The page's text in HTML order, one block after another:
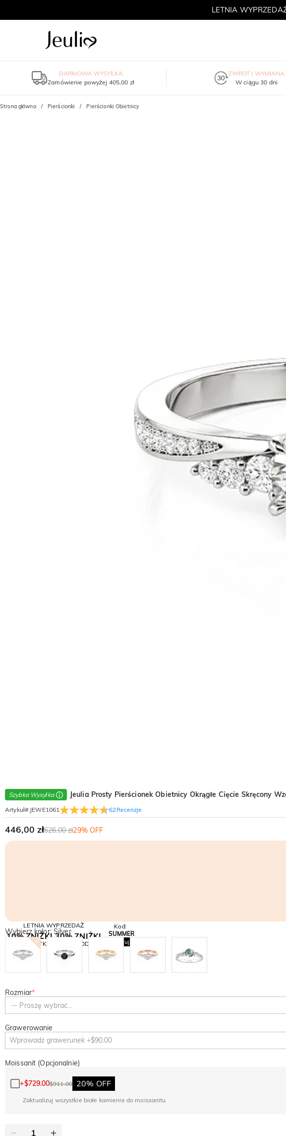
LETNIA
MOVE MY
DARMOWA WYSYŁKA
Zamówienie powyżej 405,00 zł
ZWROT I WYMIANA
W ciągu 30 dni
Strona główna Pierścionki Pierścionki Obietnicy
Szybka Wysyłka Jeulia Prosty Pierścionek Obietnicy Okrągłe Cięcie Skręcony
Artykuł#: JEWE1061 62 Recenzje
446,00 zł626,00 zł29% OFF
LETNIA WYPRZEDAŻ
10% ZNIŻKI
NA WSZYSTKO
30% ZNIŻKI
NA 2. PRODUKT
Kod:
SUMMER
Kopiuj
Wybierz kolor: Silver
Rozmiar*
-- Proszę wybrać...
Grawerowanie
Moissanit (Opcjonalnie)
+$729.00$911.00 20% OFF
Zaktualizuj wszystkie białe kamienie do moissanitu